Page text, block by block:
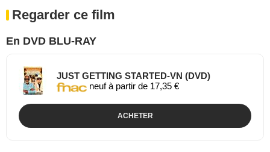
Regarder ce film
En DVD BLU-RAY
JUST GETTING STARTED-VN (DVD)
neuf à partir de 17,35 €
ACHETER